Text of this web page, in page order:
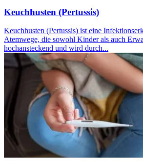
Keuchhusten (Pertussis)
Keuchhusten (Pertussis) ist eine
Atemwege, die sowohl Kinder als auch
hochansteckend und wird durch...